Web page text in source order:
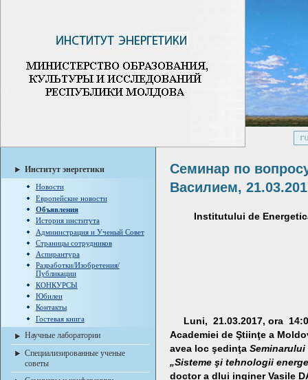
Институт энергетики
Новости
Европейские новости
Объявления
История института
Администрация и Ученый Совет
Страницы сотрудников
Аспирантура
Разработки/Изобретения/
Публикации
КОНКУРСЫ
Юбилеи
Контакты
Гостевая книга
Научные лаборатории
Специализированные ученые
советы
Семинар по
Василием,
Institutului de
Luni, 21.03.2017, ora
Academiei de Ştiinţe a
avea loc şedinţa
„Sisteme şi tehnologii
doctor a dlui inginer Vasile